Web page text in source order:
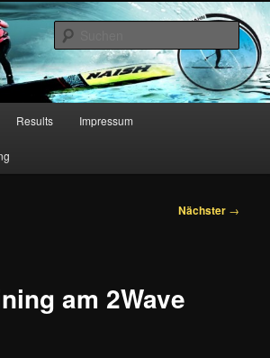
– Stand Up
Results Impressum
Nächster →
am 2Wave